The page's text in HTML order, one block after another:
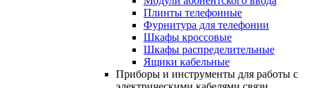
Плинты телефонные
Фурнитура для телефонии
Шкафы кроссовые
Шкафы распределительные
Ящики кабельные
Приборы и инструменты для работы с